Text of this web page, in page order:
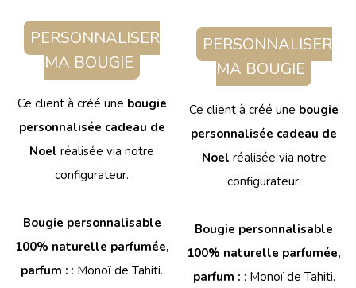
PERSONNALISER
MA BOUGIE
Ce client à créé une bougie
personnalisée cadeau de
Noelréalisée via notre
configurateur.
Bougie personnalisable
100% naturelle parfumée,
parfum :: Monoï de Tahiti.
PERSONNALISER
MA BOUGIE
Ce client à créé une bougie
personnalisée cadeau de
Noel réalisée via notre
configurateur.
Bougie personnalisable
100% naturelle parfumée,
parfum : : Monoï de Tahiti.